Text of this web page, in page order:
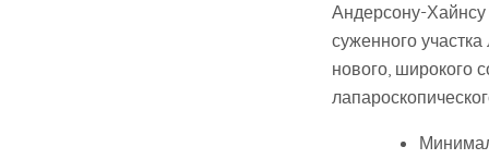
Андерсону-Хайнсу
суженного
нового, широкого